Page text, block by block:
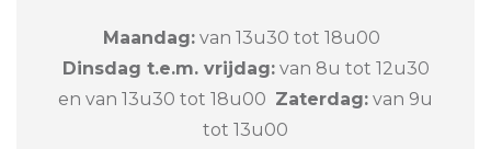
Maandag:van 13u30 tot 18u00
Dinsdag t.e.m. vrijdag:van 8u tot 12u30
en van 13u30 tot 18u00 Zaterdag: van 9u
tot 13u00